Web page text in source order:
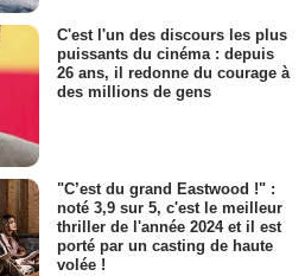
C'est l'un des discours les plus
puissants du cinéma : depuis
26 ans, il redonne du courage à
des millions de gens
"C’est du grand Eastwood !" :
noté 3,9 sur 5, c'est le meilleur
thriller de l'année 2024 et il est
porté par un casting de haute
volée !